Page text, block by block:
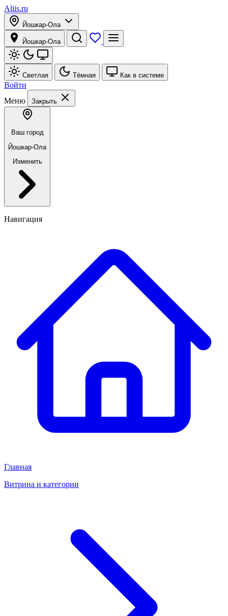
Aliis.ru
Йошкар-Ола
Йошкар-Ола
Светлая Тёмная Как в системе
Войти
Меню
Закрыть
Ваш город
Йошкар-Ола
Изменить
Навигация
Главная
Витрина и категории